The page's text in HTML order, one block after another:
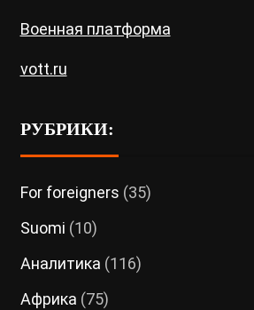
Военная платформа
vott.ru
РУБРИКИ:
For foreigners (35)
Suomi (10)
Аналитика (116)
Африка (75)